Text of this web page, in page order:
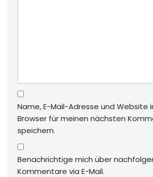
Name, E-Mail-Adresse und Website
Browser für meinen nächsten
speichern.
Benachrichtige mich über
Kommentare via E-Mail.